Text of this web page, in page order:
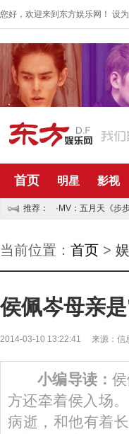
您好，欢迎来到东方娱乐网！ 设
首页 明星 影视
推荐： ·MV：五月天《步步
当前位置： 首页 >
侯佩岑母亲
2014-03-10 13:22:41 来源：信
小编导读：
方还牵着侯入场
病逝，和他有着